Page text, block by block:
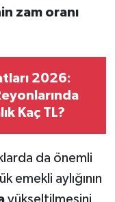
zam oranı
2026:
Kaç TL?
da önemli
emekli aylığının